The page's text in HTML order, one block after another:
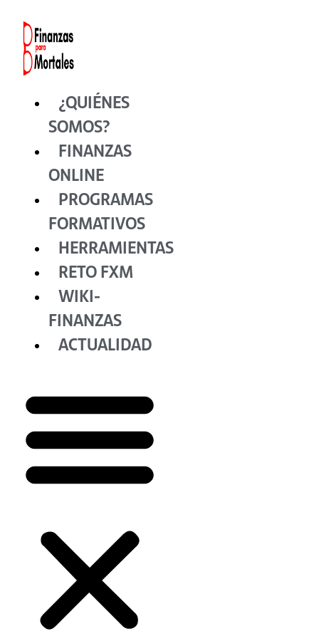
contenido
¿QUIÉNES
SOMOS?
FINANZAS
ONLINE
PROGRAMAS
FORMATIVOS
HERRAMIENTAS
RETO FXM
WIKI-
FINANZAS
ACTUALIDAD